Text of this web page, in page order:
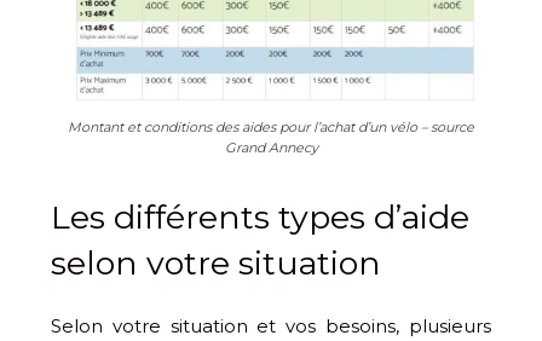
Montant et conditions des aides pour l’achat d’un vélo – source
Grand Annecy
Les différents types d’aide
selon votre situation
Selon votre situation et vos besoins, plusieurs